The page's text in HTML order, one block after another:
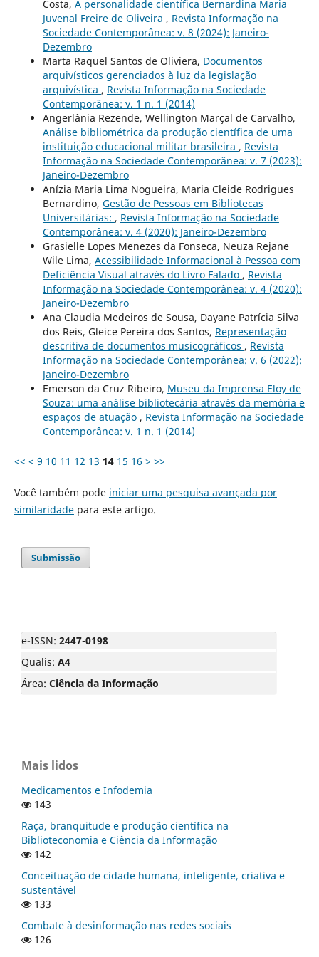
Costa, A personalidade científica Bernardina Maria
Juvenal Freire de Oliveira , Revista Informação na
Sociedade Contemporânea: v. 8 (2024): Janeiro-
Dezembro
Marta Raquel Santos de Oliviera, Documentos
arquivísticos gerenciados à luz da legislação
arquivística , Revista Informação na Sociedade
Contemporânea: v. 1 n. 1 (2014)
Angerlânia Rezende, Wellington Marçal de Carvalho,
Análise bibliométrica da produção científica de uma
instituição educacional militar brasileira , Revista
Informação na Sociedade Contemporânea: v. 7 (2023):
Janeiro-Dezembro
Anízia Maria Lima Nogueira, Maria Cleide Rodrigues
Bernardino, Gestão de Pessoas em Bibliotecas
Universitárias: , Revista Informação na Sociedade
Contemporânea: v. 4 (2020): Janeiro-Dezembro
Grasielle Lopes Menezes da Fonseca, Neuza Rejane
Wile Lima, Acessibilidade Informacional à Pessoa com
Deficiência Visual através do Livro Falado , Revista
Informação na Sociedade Contemporânea: v. 4 (2020):
Janeiro-Dezembro
Ana Claudia Medeiros de Sousa, Dayane Patrícia Silva
dos Reis, Gleice Pereira dos Santos, Representação
descritiva de documentos musicográficos , Revista
Informação na Sociedade Contemporânea: v. 6 (2022):
Janeiro-Dezembro
Emerson da Cruz Ribeiro, Museu da Imprensa Eloy de
Souza: uma análise bibliotecária através da memória e
espaços de atuação , Revista Informação na Sociedade
Contemporânea: v. 1 n. 1 (2014)
<< < 9 10 11 12 13 14 15 16 > >>
Você também pode iniciar uma pesquisa avançada por
similaridadepara este artigo.
Submissão
e-ISSN: 2447-0198
Qualis: A4
Área: Ciência da Informação
Mais lidos
Medicamentos e Infodemia
143
Raça, branquitude e produção científica na
Biblioteconomia e Ciência da Informação
142
Conceituação de cidade humana, inteligente, criativa e
sustentável
133
Combate à desinformação nas redes sociais
126